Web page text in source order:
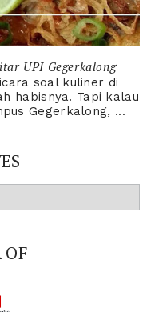
UPI Gegerkalong
soal kuliner di
habisnya. Tapi kalau
Gegerkalong, ...
OF